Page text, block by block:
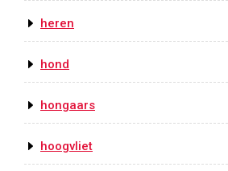
heren
hond
hongaars
hoogvliet